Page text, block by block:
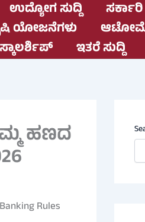
ಉದ್ಯೋಗ ಸುದ್ದಿ
ಯೋಜನೆಗಳು
ಸ್ಕಾಲರ್ಶಿಪ್ ಇತರೆ ಸುದ್ದಿ
ಹಣದ